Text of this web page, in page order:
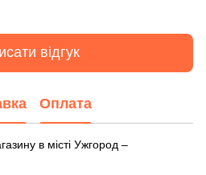
відгук
Оплата
в місті Ужгород –